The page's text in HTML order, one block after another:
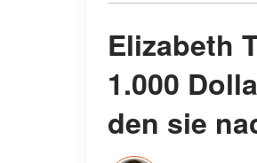
Elizabeth
1.000
den sie